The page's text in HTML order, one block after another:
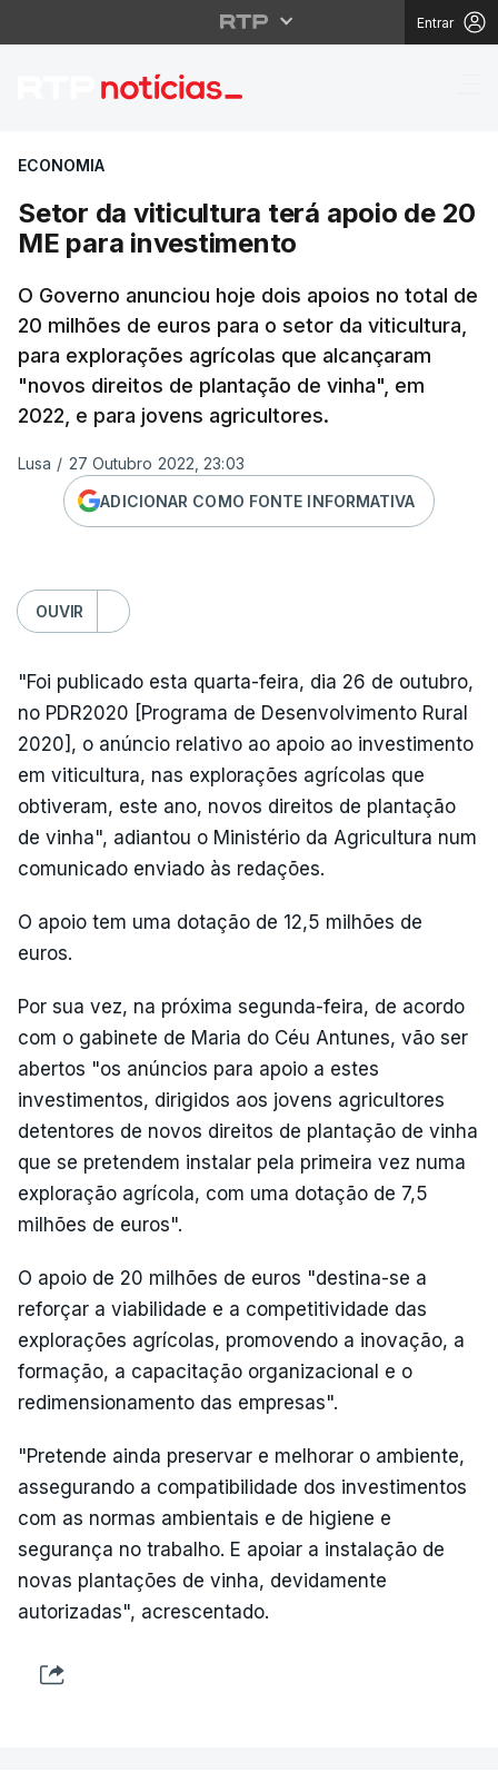
Entrar
Setor da viticultura
ECONOMIA
Setor da viticultura terá apoio de 20
ME para investimento
O Governo anunciou hoje dois apoios no total de
20 milhões de euros para o setor da viticultura,
para explorações agrícolas que alcançaram
"novos direitos de plantação de vinha", em
2022, e para jovens agricultores.
Lusa / 27 Outubro 2022, 23:03
ADICIONAR COMO FONTE INFORMATIVA
OUVIR
"Foi publicado esta quarta-feira, dia 26 de outubro,
no PDR2020 [Programa de Desenvolvimento Rural
2020], o anúncio relativo ao apoio ao investimento
em viticultura, nas explorações agrícolas que
obtiveram, este ano, novos direitos de plantação
de vinha", adiantou o Ministério da Agricultura num
comunicado enviado às redações.
O apoio tem uma dotação de 12,5 milhões de
euros.
Por sua vez, na próxima segunda-feira, de acordo
com o gabinete de Maria do Céu Antunes, vão ser
abertos "os anúncios para apoio a estes
investimentos, dirigidos aos jovens agricultores
detentores de novos direitos de plantação de vinha
que se pretendem instalar pela primeira vez numa
exploração agrícola, com uma dotação de 7,5
milhões de euros".
O apoio de 20 milhões de euros "destina-se a
reforçar a viabilidade e a competitividade das
explorações agrícolas, promovendo a inovação, a
formação, a capacitação organizacional e o
redimensionamento das empresas".
"Pretende ainda preservar e melhorar o ambiente,
assegurando a compatibilidade dos investimentos
com as normas ambientais e de higiene e
segurança no trabalho. E apoiar a instalação de
novas plantações de vinha, devidamente
autorizadas", acrescentado.